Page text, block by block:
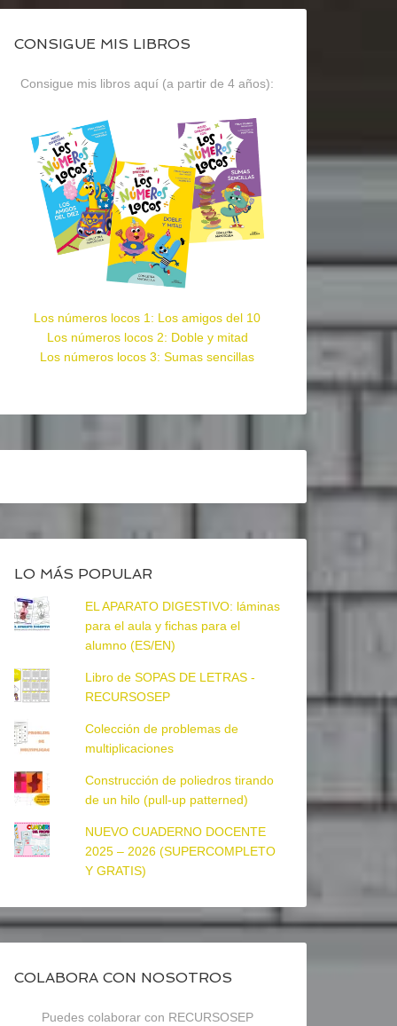
CONSIGUE MIS LIBROS
Consigue mis libros aquí (a partir de 4 años):
Los números locos 1: Los amigos del 10
Los números locos 2: Doble y mitad
Los números locos 3: Sumas sencillas
LO MÁS POPULAR
EL APARATO DIGESTIVO: láminas
para el aula y fichas para el
alumno (ES/EN)
Libro de SOPAS DE LETRAS -
RECURSOSEP
Colección de problemas de
multiplicaciones
Construcción de poliedros tirando
de un hilo (pull-up patterned)
NUEVO CUADERNO DOCENTE
2025 – 2026 (SUPERCOMPLETO
Y GRATIS)
COLABORA CON NOSOTROS
Puedes colaborar con RECURSOSEP